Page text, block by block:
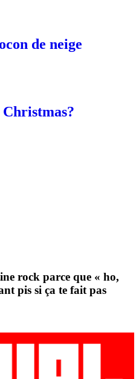
de neige
rock parce que « ho,
pis si ça te fait pas